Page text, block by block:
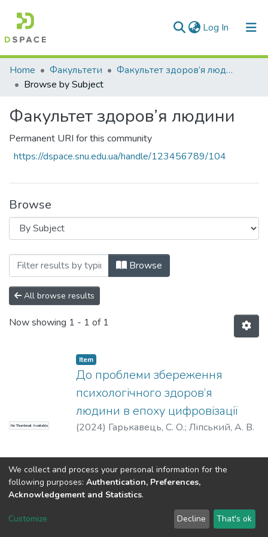
Log In (current)
Communities & Collections
All of DSpace
Home Факультети
Факультет здоров’я людини
Browse by Subject
Факультет здоров’я людини
Permanent URI for this community
https://dspace.snu.edu.ua/handle/123456789/104
Browse
Browsing Факультет здоров’я людини
Browse
All browse results
Now showing 1 - 1 of 1
No Thumbnail Available
Item
До проблеми збереження
психологічного здоров’я
людини в епоху цифровізації
(2024) Гарькавець, С. О.; Ліпський, А. В.
Dspace & Volodymyr Dahl East Ukrainian National University
LYRASIS
Send Feedback
We collect and process your personal information for the
following purposes: Authentication, Preferences,
Acknowledgement and Statistics.
Customize Decline That's ok